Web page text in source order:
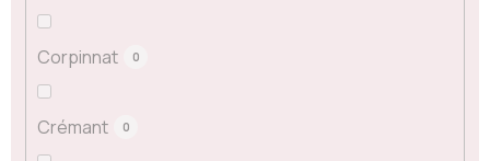
Corpinnat 0
Crémant 0